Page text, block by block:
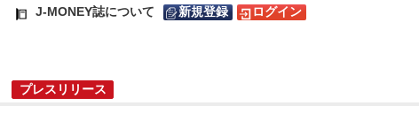
J-MONEY誌について 新規登録 ログイン
プレスリリース